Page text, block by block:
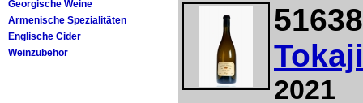
Georgische Weine
Armenische Spezialitäten
Englische Cider
Weinzubehör
2021